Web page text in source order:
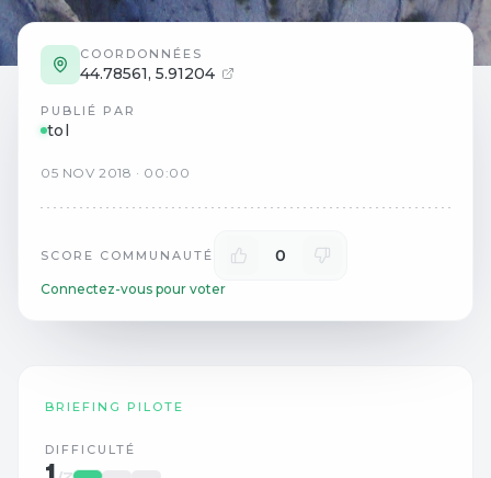
COORDONNÉES
44.78561, 5.91204
PUBLIÉ PAR
tol
05 NOV 2018 · 00:00
SCORE COMMUNAUTÉ 0
Connectez-vous pour voter
BRIEFING PILOTE
DIFFICULTÉ